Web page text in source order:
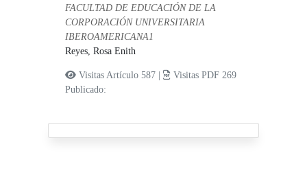
FACULTAD DE EDUCACIÓN DE LA
CORPORACIÓN UNIVERSITARIA
IBEROAMERICANA1
Reyes, Rosa Enith
Visitas Artículo 587 |
Visitas PDF 269
Publicado: